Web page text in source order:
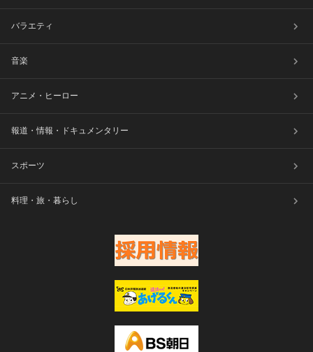
バラエティ
音楽
アニメ・ヒーロー
報道・情報・ドキュメンタリー
スポーツ
料理・旅・暮らし